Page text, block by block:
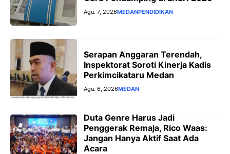
Agu. 7, 2026MEDANPENDIDIKAN
Serapan Anggaran Terendah,
Inspektorat Soroti Kinerja Kadis
Perkimcikataru Medan
Agu. 6, 2026MEDAN
Duta Genre Harus Jadi
Penggerak Remaja, Rico Waas:
Jangan Hanya Aktif Saat Ada
Acara